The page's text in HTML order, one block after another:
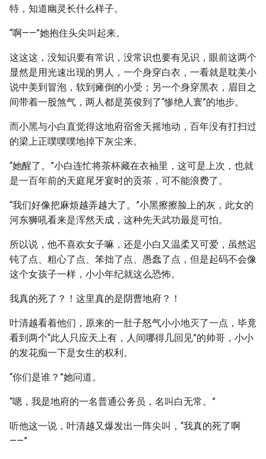
特，知道幽灵长什么样子。
“啊——”她抱住头尖叫起来。
这这这，没知识要有常识，没常识也要有见识，眼前这两个
显然是用光速出现的男人，一个身穿白衣，一看就是耽美小
说中美到冒泡，软到瘫倒的小受；另一个身穿黑衣，眉目之
间带着一股煞气，两人都是英俊到了“惨绝人寰”的地步。
而小黑与小白直觉得这地府宿舍天摇地动，百年没有打扫过
的梁上正噗噗噗地掉下灰尘来。
“她醒了。”小白连忙将茶杯藏在衣袖里，这可是上次，也就
是一百年前的天庭尾牙宴时的贡茶，可不能浪费了。
“我们好像把麻烦越弄越大了。”小黑擦擦脸上的灰，此女的
河东狮吼看来是浑然天成，这种先天武功最是可怕。
所以说，他不喜欢女子嘛，还是小白又温柔又可爱，虽然迟
钝了点、粗心了点、笨拙了点、愚蠢了点，但是起码不会像
这个女孩子一样，小小年纪就这么恐怖。
我真的死了？！这里真的是阴曹地府？！
叶清越看着他们，原来的一肚子怒气小小地灭了一点，毕竟
看到两个“此人只应天上有，人间哪得几回见”的帅哥，小小
的发花痴一下是女生的权利。
“你们是谁？”她问道。
“嗯，我是地府的一名普通公务员，名叫白无常。”
听他这一说，叶清越又爆发出一阵尖叫，“我真的死了啊
——”